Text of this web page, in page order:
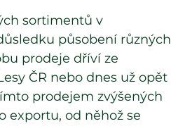
sortimentů v
působení různých
prodeje dříví ze
ČR nebo dnes už opět
prodejem zvýšených
exportu, od něhož se